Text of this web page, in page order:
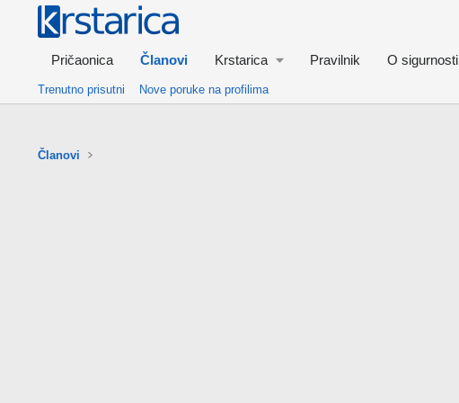
Pričaonica Članovi Krstarica Pravilnik O sigurnosti
Trenutno prisutni Nove poruke na profilima
Članovi